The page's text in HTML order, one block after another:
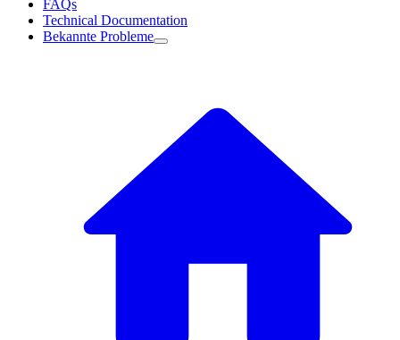
FAQs
Technical Documentation
Bekannte Probleme